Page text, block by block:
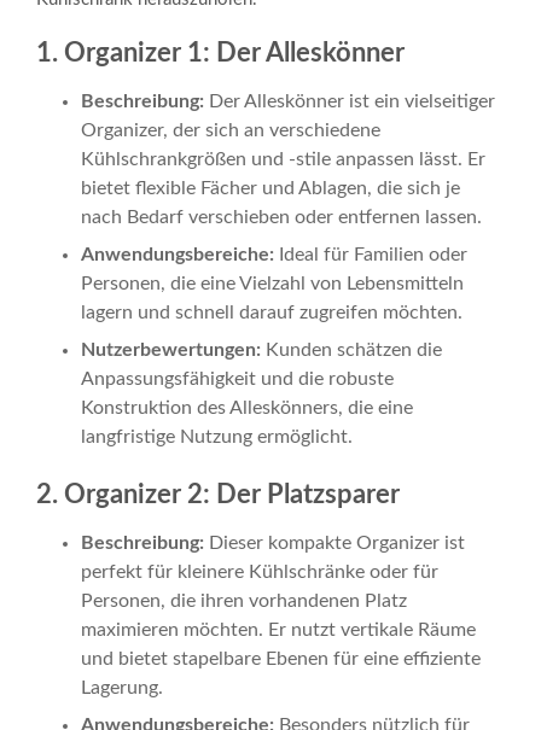
1. Organizer 1: Der Alleskönner
Beschreibung: Der Alleskönner ist ein vielseitiger
Organizer, der sich an verschiedene
Kühlschrankgrößen und -stile anpassen lässt. Er
bietet flexible Fächer und Ablagen, die sich je
nach Bedarf verschieben oder entfernen lassen.
Anwendungsbereiche: Ideal für Familien oder
Personen, die eine Vielzahl von Lebensmitteln
lagern und schnell darauf zugreifen möchten.
Nutzerbewertungen: Kunden schätzen die
Anpassungsfähigkeit und die robuste
Konstruktion des Alleskönners, die eine
langfristige Nutzung ermöglicht.
2. Organizer 2: Der Platzsparer
Beschreibung: Dieser kompakte Organizer ist
perfekt für kleinere Kühlschränke oder für
Personen, die ihren vorhandenen Platz
maximieren möchten. Er nutzt vertikale Räume
und bietet stapelbare Ebenen für eine effiziente
Lagerung.
Anwendungsbereiche: Besonders nützlich für